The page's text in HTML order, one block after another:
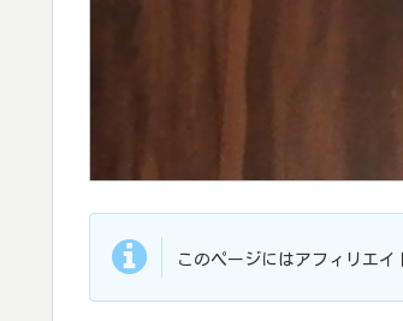
このページにはアフィリエイ